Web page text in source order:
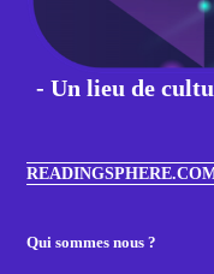
- Un lieu de
Qui sommes nous ?